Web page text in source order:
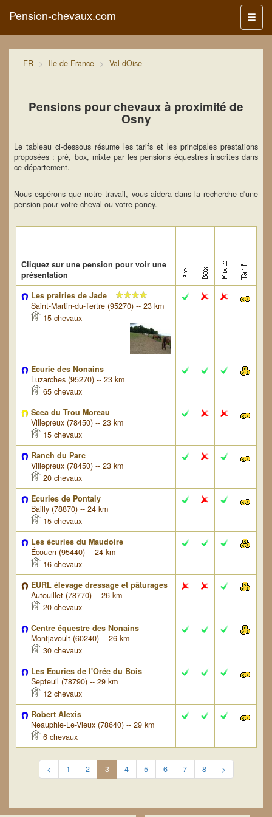
Menu
Pension-chevaux.com
FR Ile-de-France Val-dOise
Pensions pour chevaux à proximité de
Osny
Le tableau ci-dessous résume les tarifs et les principales prestations
proposées : pré, box, mixte par les pensions équestres inscrites dans
ce département.
Nous espérons que notre travail, vous aidera dans la recherche d'une
pension pour votre cheval ou votre poney.
Cliquez sur une pension pour voir une
présentation
Les prairies de Jade
Saint-Martin-du-Tertre (95270) -- 23 km
15 chevaux
Ecurie des Nonains
Luzarches (95270) -- 23 km
65 chevaux
Scea du Trou Moreau
Villepreux (78450) -- 23 km
15 chevaux
Ranch du Parc
Villepreux (78450) -- 23 km
20 chevaux
Ecuries de Pontaly
Bailly (78870) -- 24 km
15 chevaux
Les écuries du Maudoire
Écouen (95440) -- 24 km
16 chevaux
EURL élevage dressage et pâturages
Autouillet (78770) -- 26 km
20 chevaux
Centre équestre des Nonains
Montjavoult (60240) -- 26 km
30 chevaux
Les Ecuries de l'Orée du Bois
Septeuil (78790) -- 29 km
12 chevaux
Robert Alexis
Neauphle-Le-Vieux (78640) -- 29 km
6 chevaux
< 1 2 3 4 5 6 7 8 >